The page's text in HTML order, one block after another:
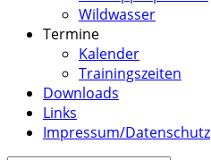
Wildwasser
Termine
Kalender
Trainingszeiten
Downloads
Links
Impressum/Datenschutz